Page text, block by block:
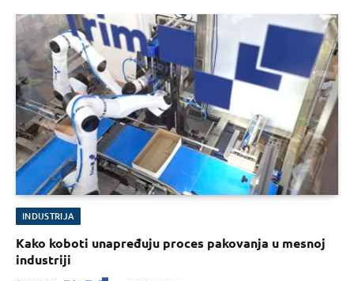
INDUSTRIJA
Kako koboti unapređuju proces pakovanja u mesnoj
industriji